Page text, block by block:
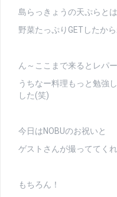
島らっきょうの天ぷらと
野菜たっぷりGETしたか
ん～ここまで来るとレパ
うちなー料理もっと勉強
した(笑)
今日はNOBUのお祝いと
ゲストさんが撮っててく
もちろん！